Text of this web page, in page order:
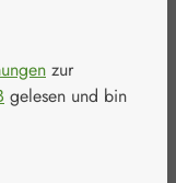
zur
gelesen und bin